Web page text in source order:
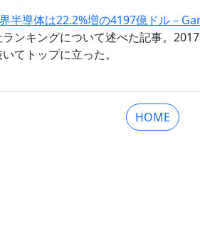
半導体は22.2%増の4197億ドル－
ンキングについて述べた記事。
てトップに立った。
HOME